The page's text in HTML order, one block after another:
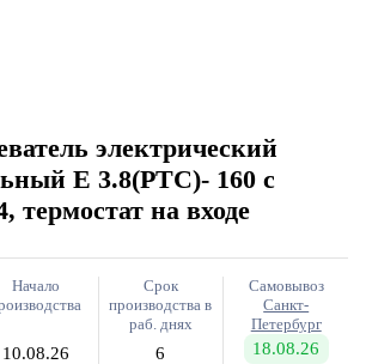
электрический
E 3.8(PTC)- 160 с
термостат на входе
Начало
10.08.26
Срок
производства в
раб. днях
6
Самовывоз
Санкт-
Петербург
18.08.26